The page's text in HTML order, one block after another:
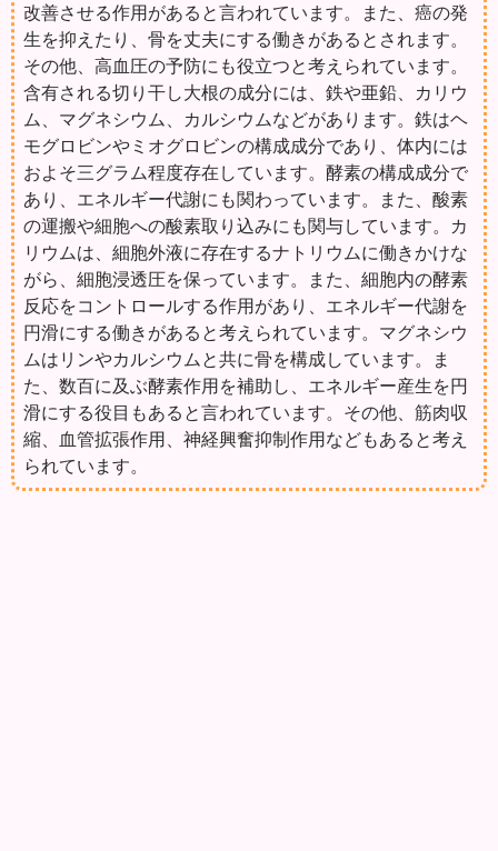
改善させる作用があると言われています。また、癌の発
生を抑えたり、骨を丈夫にする働きがあるとされます。
その他、高血圧の予防にも役立つと考えられています。
含有される切り干し大根の成分には、鉄や亜鉛、カリウ
ム、マグネシウム、カルシウムなどがあります。鉄はヘ
モグロビンやミオグロビンの構成成分であり、体内には
およそ三グラム程度存在しています。酵素の構成成分で
あり、エネルギー代謝にも関わっています。また、酸素
の運搬や細胞への酸素取り込みにも関与しています。カ
リウムは、細胞外液に存在するナトリウムに働きかけな
がら、細胞浸透圧を保っています。また、細胞内の酵素
反応をコントロールする作用があり、エネルギー代謝を
円滑にする働きがあると考えられています。マグネシウ
ムはリンやカルシウムと共に骨を構成しています。ま
た、数百に及ぶ酵素作用を補助し、エネルギー産生を円
滑にする役目もあると言われています。その他、筋肉収
縮、血管拡張作用、神経興奮抑制作用などもあると考え
られています。